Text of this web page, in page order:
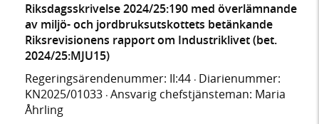
Riksdagsskrivelse 2024/25:190 med överlämnande
av miljö- och jordbruksutskottets betänkande
Riksrevisionens rapport om Industriklivet (bet.
2024/25:MJU15)
Regeringsärendenummer: II:44 · Diarienummer:
KN2025/01033 · Ansvarig chefstjänsteman: Maria
Åhrling